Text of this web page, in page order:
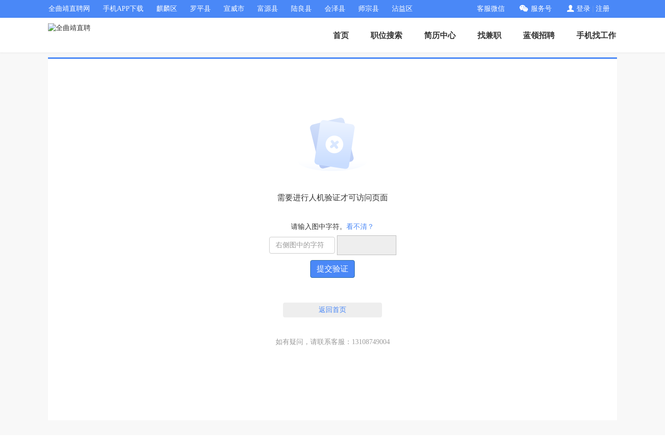
全曲靖直聘网 手机APP下载 麒麟区 罗平县 宣威市 富源县 陆良县 会泽县 师宗县 沾益区 客服微信 服务号 登录 注册
首页 职位搜索 简历中心 找兼职 蓝领招聘 手机找工作
需要进行人机验证才可访问页面
请输入图中字符。 看不清？
提交验证
返回首页
如有疑问，请联系客服：13108749004